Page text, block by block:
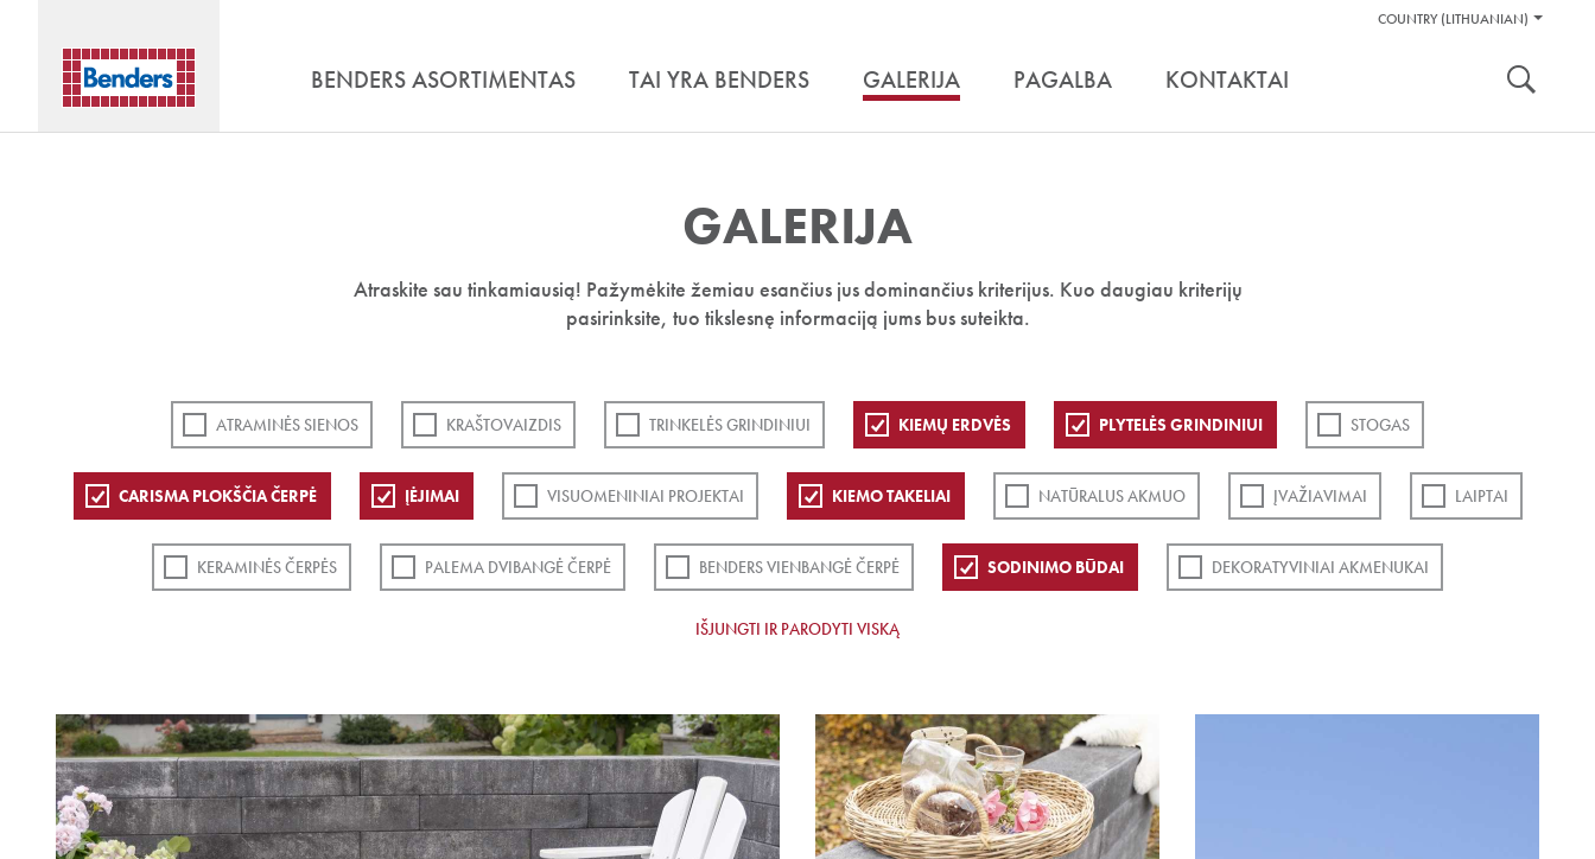
Pagalbos
COUNTRY (LITHUANIAN)
BENDERS ASORTIMENTAS TAI YRA BENDERS GALERIJA PAGALBA KONTAKTAI
GALERIJA
Atraskite sau tinkamiausią! Pažymėkite žemiau esančius jus dominančius kriterijus. Kuo daugiau kriterijų
pasirinksite, tuo tikslesnę informaciją jums bus suteikta.
ATRAMINĖS SIENOS KRAŠTOVAIZDIS TRINKELĖS GRINDINIUI KIEMŲ ERDVĖS PLYTELĖS GRINDINIUI STOGAS
CARISMA PLOKŠČIA ČERPĖ ĮĖJIMAI VISUOMENINIAI PROJEKTAI KIEMO TAKELIAI NATŪRALUS AKMUO ĮVAŽIAVIMAI LAIPTAI
KERAMINĖS ČERPĖS PALEMA DVIBANGĖ ČERPĖ BENDERS VIENBANGĖ ČERPĖ SODINIMO BŪDAI DEKORATYVINIAI AKMENUKAI
IŠJUNGTI IR PARODYTI VISKĄ